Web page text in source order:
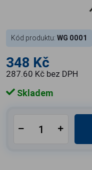
Kód produktu: WG 0001
348 Kč
287.60 Kč bez DPH
Skladem